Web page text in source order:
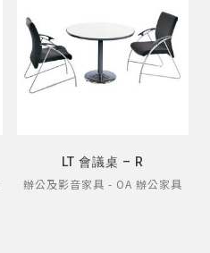
LT 會議桌 – R
辦公及影音家具 - OA 辦公家具